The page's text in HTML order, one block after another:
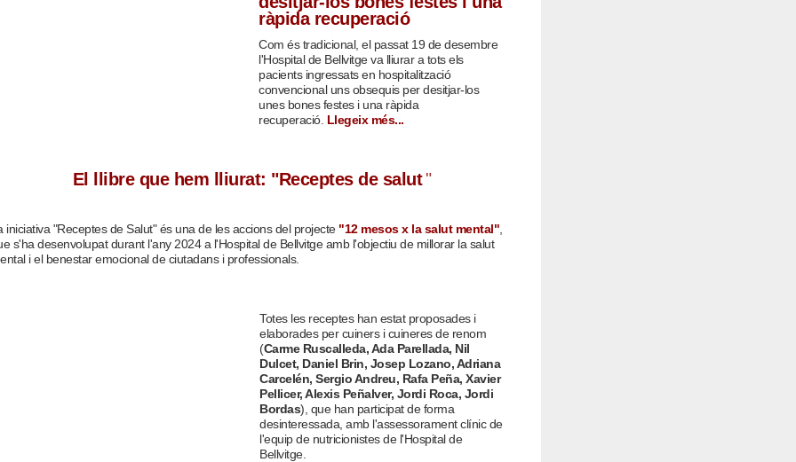
ràpida recuperació
Com és tradicional, el passat 19 de desembre
l'Hospital de Bellvitge va lliurar a tots els
pacients ingressats en hospitalització
convencional uns obsequis per desitjar-los
unes bones festes i una ràpida
recuperació. Llegeix més...
El llibre que hem lliurat: "Receptes de salut"
iniciativa "Receptes de Salut" és una de les accions del projecte "12 mesos x la salut mental"
s'ha desenvolupat durant l'any 2024 a l'Hospital de Bellvitge amb l'objectiu de millorar la salut
i el benestar emocional de ciutadans i professionals.
Totes les receptes han estat proposades i
elaborades per cuiners i cuineres de renom
(Carme Ruscalleda, Ada Parellada, Nil
Dulcet, Daniel Brin, Josep Lozano, Adriana
Carcelén, Sergio Andreu, Rafa Peña, Xavier
Pellicer, Alexis Peñalver, Jordi Roca, Jordi
Bordas), que han participat de forma
desinteressada, amb l'assessorament clínic de
l'equip de nutricionistes de l'Hospital de
Bellvitge.